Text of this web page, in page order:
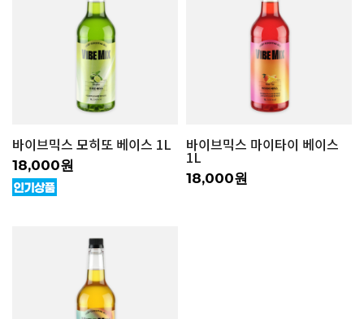
바이브믹스 모히또 베이스 1L
18,000원
바이브믹스 마이타이 베이스
1L
18,000원